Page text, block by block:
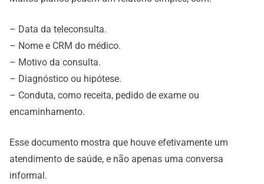
– Data da teleconsulta.
– Nome e CRM do médico.
– Motivo da consulta.
– Diagnóstico ou hipótese.
– Conduta, como receita, pedido de exame ou
encaminhamento.
Esse documento mostra que houve efetivamente um
atendimento de saúde, e não apenas uma conversa
informal.